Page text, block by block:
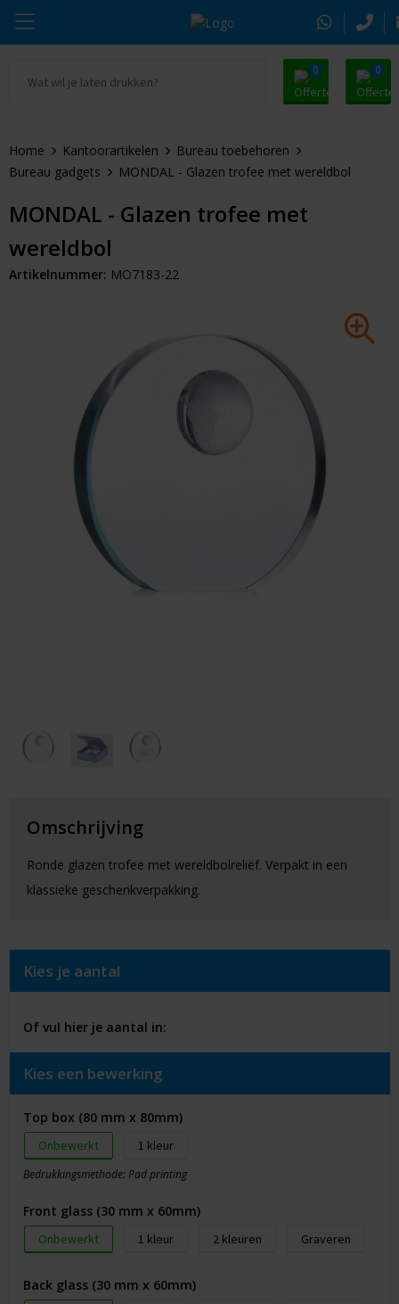
0 0
Drinkwaren
Tassen & Reizen
Sleutelhangers & Tools
Huis & Lifestyle
Auto & Veiligheid
Gezondheid & Verzorging
Alle promosnoepje
Zomer
Kerst
Thule
Alle merken
Home Kantoorartikelen
Bureau toebehoren
Bureau gadgets
MONDAL - Glazen trofee met wereldbol
MONDAL - Glazen trofee met
wereldbol
Artikelnummer: MO7183-22
Omschrijving
Ronde glazen trofee met wereldbolreliëf. Verpakt in een
klassieke geschenkverpakking.
Kies je aantal
Of vul hier je aantal in:
Kies een bewerking
Top box (80 mm x 80mm)
Onbewerkt 1
Bedrukkingsmethode: Pad printing
Front glass (30 mm x 60mm)
Onbewerkt 1 2 Graveren
Back glass (30 mm x 60mm)